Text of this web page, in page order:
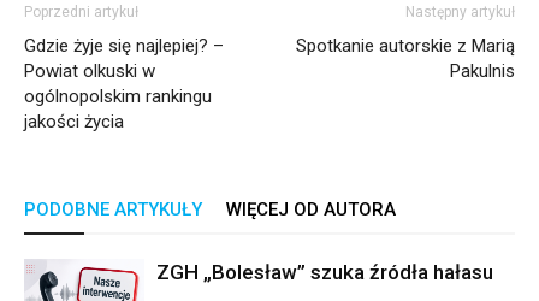
Poprzedni artykuł
Gdzie żyje się najlepiej? –
Powiat olkuski w
ogólnopolskim rankingu
jakości życia
Następny artykuł
Spotkanie autorskie z Marią
Pakulnis
PODOBNE ARTYKUŁY WIĘCEJ OD AUTORA
ZGH „Bolesław” szuka źródła hałasu